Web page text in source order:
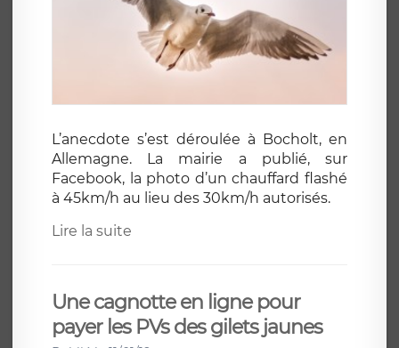
L’anecdote s’est déroulée à Bocholt, en
Allemagne. La mairie a publié, sur
Facebook, la photo d’un chauffard flashé
à 45km/h au lieu des 30km/h autorisés.
Lire la suite
Une cagnotte en ligne pour
payer les PVs des gilets jaunes